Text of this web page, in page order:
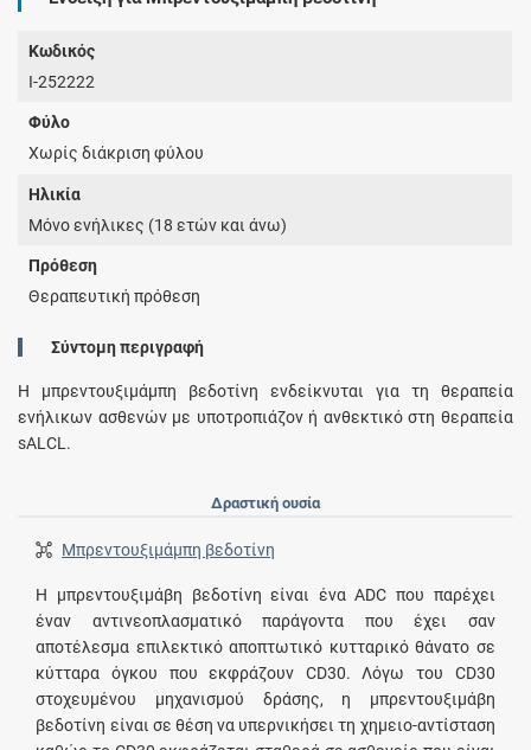
Κωδικός
I-252222
Φύλο
Χωρίς διάκριση φύλου
Ηλικία
Μόνο ενήλικες (18 ετών και άνω)
Πρόθεση
Θεραπευτική πρόθεση
Σύντομη περιγραφή
Η μπρεντουξιμάμπη βεδοτίνη ενδείκνυται για τη θεραπεία
ενήλικων ασθενών με υποτροπιάζον ή ανθεκτικό στη θεραπεία
sALCL.
Δραστική ουσία
Μπρεντουξιμάμπη βεδοτίνη
Η μπρεντουξιμάβη βεδοτίνη είναι ένα ADC που παρέχει
έναν αντινεοπλασματικό παράγοντα που έχει σαν
αποτέλεσμα επιλεκτικό αποπτωτικό κυτταρικό θάνατο σε
κύτταρα όγκου που εκφράζουν CD30. Λόγω του CD30
στοχευμένου μηχανισμού δράσης, η μπρεντουξιμάβη
βεδοτίνη είναι σε θέση να υπερνικήσει τη χημειο-αντίσταση